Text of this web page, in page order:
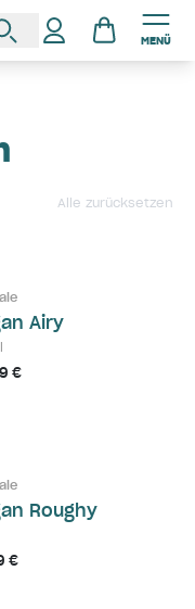
MENÜ
Alle zurücksetzen
Airy
€
Roughy
€